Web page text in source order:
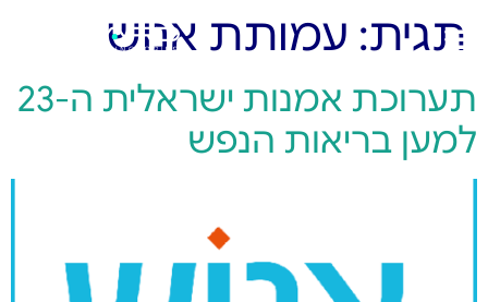
תגית: עמותת אנוש
תערוכת אמנות ישראלית ה-23
למען בריאות הנפש